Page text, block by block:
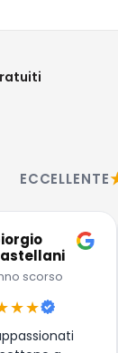
ECCELLENTE
scorso